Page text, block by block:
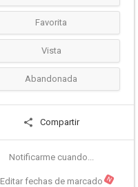
Favorita
Vista
Abandonada
Compartir
Notificarme cuando...
Editar fechas de marcado N